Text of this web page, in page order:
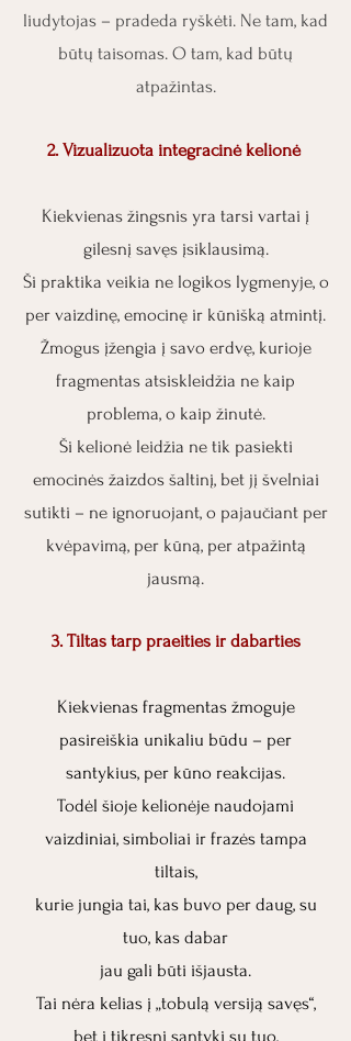
liudytojas – pradeda ryškėti. Ne tam, kad
būtų taisomas. O tam, kad būtų
atpažintas.
2. Vizualizuota integracinė kelionė
Kiekvienas žingsnis yra tarsi vartai į
gilesnį savęs įsiklausimą.
Ši praktika veikia ne logikos lygmenyje, o
per vaizdinę, emocinę ir kūnišką atmintį.
Žmogus įžengia į savo erdvę, kurioje
fragmentas atsiskleidžia ne kaip
problema, o kaip žinutė.
Ši kelionė leidžia ne tik pasiekti
emocinės žaizdos šaltinį, bet jį švelniai
sutikti – ne ignoruojant, o pajaučiant per
kvėpavimą, per kūną, per atpažintą
jausmą.
3. Tiltas tarp praeities ir dabarties
Kiekvienas fragmentas žmoguje
pasireiškia unikaliu būdu – per
santykius, per kūno reakcijas.
Todėl šioje kelionėje naudojami
vaizdiniai, simboliai ir frazės tampa
tiltais,
kurie jungia tai, kas buvo per daug, su
tuo, kas dabar
jau gali būti išjausta.
Tai nėra kelias į „tobulą versiją savęs“,
bet į tikresnį santykį su tuo,